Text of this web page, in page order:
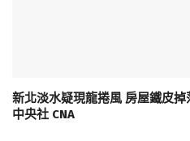
新北淡水疑現龍捲風 房屋鐵皮
中央社 CNA